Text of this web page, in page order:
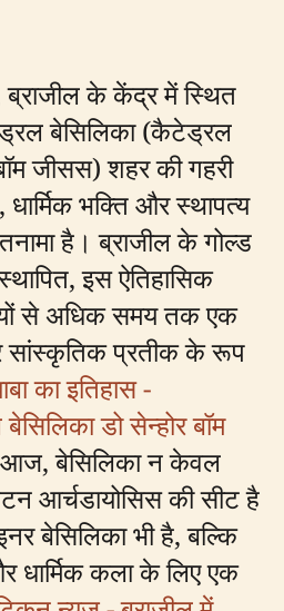
ब्राजील के केंद्र में स्थित
बेसिलिका (कैटेड्रल
जीसस) शहर की गहरी
भक्ति और स्थापत्य
है। ब्राजील के गोल्ड
इस ऐतिहासिक
से अधिक समय तक एक
सांस्कृतिक प्रतीक के रूप
का इतिहास -
डो सेन्होर बॉम
बेसिलिका न केवल
आर्चडायोसिस की सीट है
बेसिलिका भी है, बल्कि
धार्मिक कला के लिए एक